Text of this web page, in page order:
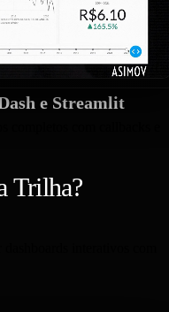
e Streamlit
Trilha?